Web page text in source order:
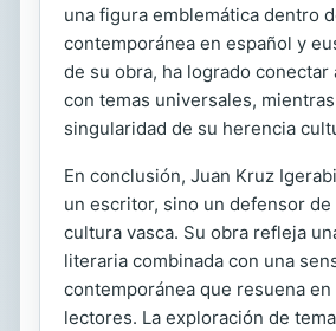
una figura emblemática dentro
contemporánea en español y
de su obra, ha logrado conectar
con temas universales,
singularidad de su herencia
En conclusión, Juan Kruz
un escritor, sino un defensor de
cultura vasca. Su obra refleja
literaria combinada con una
contemporánea que resuena en
lectores. La exploración de